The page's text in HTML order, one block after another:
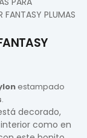
FANTASY PLUMAS
estampado
.
decorado,
como en